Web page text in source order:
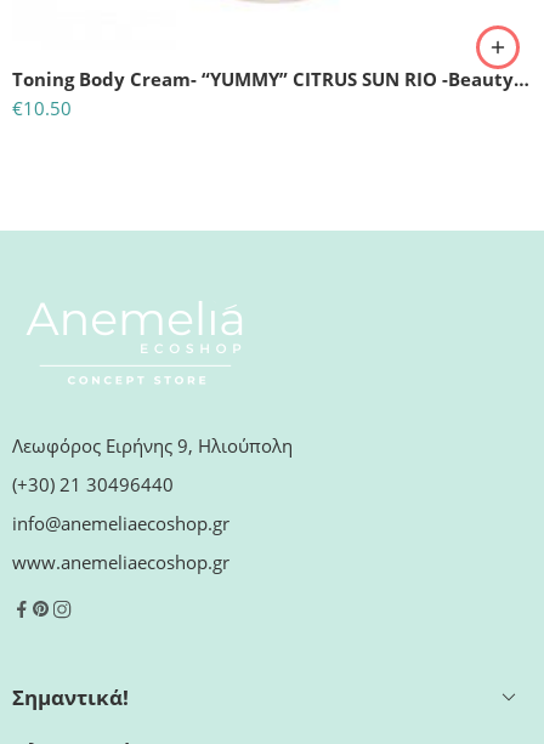
Toning Body Cream- “YUMMY” CITRUS SUN RIO -Beauty Jar 250ml
€10.50
Λεωφόρος Ειρήνης 9, Ηλιούπολη
(+30) 21 30496440
info@anemeliaecoshop.gr
www.anemeliaecoshop.gr
Σημαντικά!